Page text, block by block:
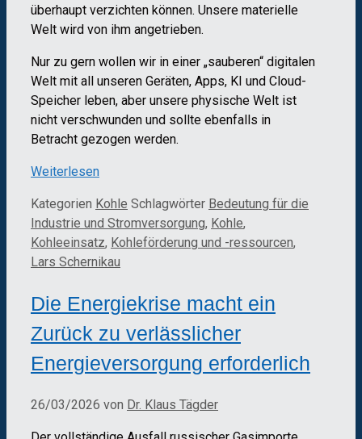
überhaupt verzichten können. Unsere materielle
Welt wird von ihm angetrieben.
Nur zu gern wollen wir in einer „sauberen“ digitalen
Welt mit all unseren Geräten, Apps, KI und Cloud-
Speicher leben, aber unsere physische Welt ist
nicht verschwunden und sollte ebenfalls in
Betracht gezogen werden.
Weiterlesen
Kategorien Kohle Schlagwörter Bedeutung für die
Industrie und Stromversorgung, Kohle,
Kohleeinsatz, Kohleförderung und -ressourcen,
Lars Schernikau
Die Energiekrise macht ein
Zurück zu verlässlicher
Energieversorgung erforderlich
26/03/2026 von Dr. Klaus Tägder